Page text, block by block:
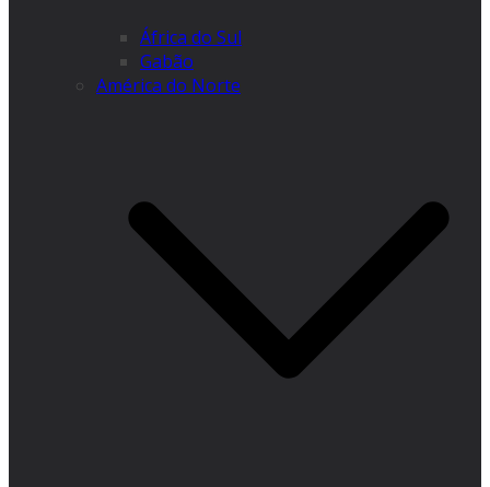
África do Sul
Gabão
América do Norte